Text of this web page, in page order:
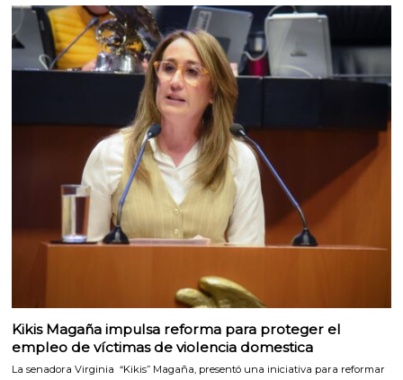
Kikis Magaña impulsa reforma para proteger el
empleo de víctimas de violencia domestica
La senadora Virginia “Kikis” Magaña, presentó una iniciativa para reformar